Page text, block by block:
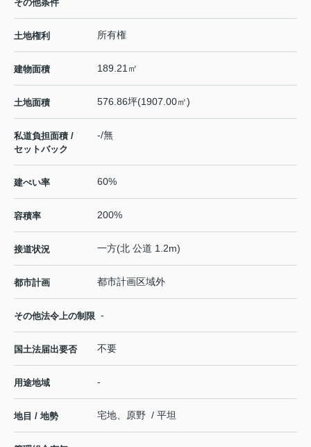
その他条件
土地権利 所有権
建物面積 189.21㎡
土地面積 576.86坪(1907.00㎡)
私道負担面積 /
セットバック
-/無
建ぺい率 60%
容積率 200%
接道状況 一方(北 公道 1.2m)
都市計画 都市計画区域外
その他法令上の制限 -
国土法届出要否 不要
用途地域 -
地目 / 地勢 宅地、原野 / 平坦